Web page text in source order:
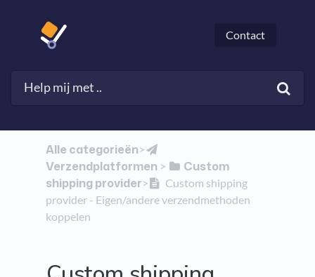
Contact
Alle categorieën​>​
Verzendplatformen​ > ​
​Custom
shipping provider​>​
Custom shipping
provider - Eigen/andere verzendmethoden
koppelen